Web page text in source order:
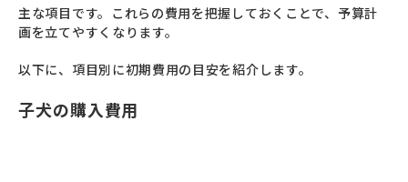
主な項目です。これらの費用を把握しておくことで、予算計
画を立てやすくなります。
以下に、項目別に初期費用の目安を紹介します。
子犬の購入費用